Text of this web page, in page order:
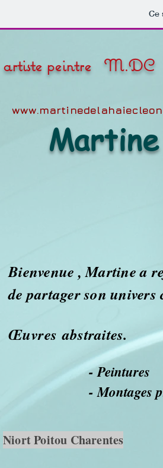
Ce
artiste peintre M.DC
Martine
- Peintures
- Montages
Bienvenue , Martine a
de partager son univers
Œuvres abstraites.
Niort Poitou Charentes